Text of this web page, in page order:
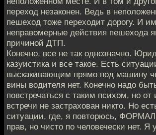
переход незаконен. Ведь в
пешеход тоже переходит дорогу. И
неправомерные действия пешехода
причиной ДТП.
Конечно, все не так однозначно.
казуистика и все такое. Есть
выскакивающим прямо под машину
вины водителя нет. Конечно надо
повстречаться с таким психом, но от
встречи не застрахован никто. Но
ситуации, где, я повторюсь,
прав, но чисто по человечески нет. Я